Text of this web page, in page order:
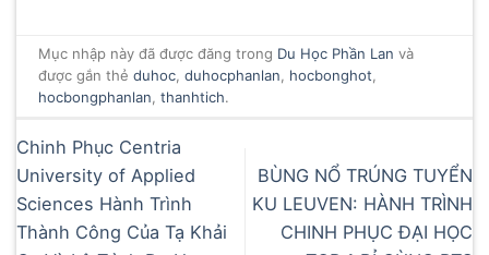
Mục nhập này đã được đăng trong Du Học Phần Lan và
được gắn thẻ duhoc, duhocphanlan, hocbonghot,
hocbongphanlan, thanhtich.
Chinh Phục Centria
University of Applied
Sciences Hành Trình
Thành Công Của Tạ Khải
BÙNG NỔ TRÚNG TUYỂN
KU LEUVEN: HÀNH TRÌNH
CHINH PHỤC ĐẠI HỌC